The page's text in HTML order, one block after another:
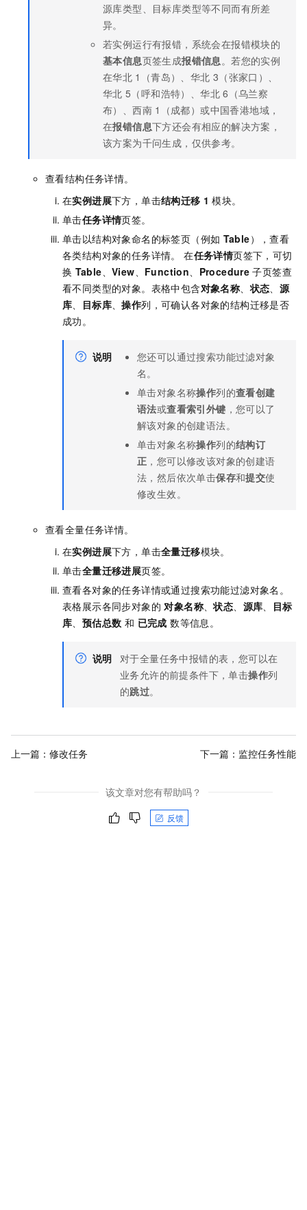
源库类型、目标库类型等不同而有所差
异。
若实例运行有报错，系统会在报错模块的
基本信息页签生成报错信息。若您的实例
在华北 1（青岛）、华北 3（张家口）、
华北 5（呼和浩特）、华北 6（乌兰察
布）、西南 1（成都）或中国香港地域，
在报错信息下方还会有相应的解决方案，
该方案为千问生成，仅供参考。
查看结构任务详情。
在实例进展下方，单击结构迁移 1 模块。
单击任务详情页签。
单击以结构对象命名的标签页（例如 Table），查看
各类结构对象的任务详情。 在任务详情页签下，可切
换 Table、 View、 Function、 Procedure 子页签查
看不同类型的对象。表格中包含对象名称、状态、 源
库、 目标库、操作列，可确认各对象的结构迁移是否
成功。
说明
您还可以通过搜索功能过滤对象
名。
单击对象名称操作列的查看创建
语法或查看索引外键 ，您可以了
解该对象的创建语法。
单击对象名称操作列的结构订
正 ，您可以修改该对象的创建语
法，然后依次单击保存和提交使
修改生效。
查看全量任务详情。
在实例进展下方，单击全量迁移模块。
单击全量迁移进展页签。
查看各对象的任务详情或通过搜索功能过滤对象名。
表格展示各同步对象的对象名称、状态、 源库、
目标
库、 预估总数 和 已完成 数等信息。
说明 对于全量任务中报错的表，您可以在
业务允许的前提条件下，单击操作列
的跳过。
上一篇： 修改任务 下一篇： 监控任务性能
该文章对您有帮助吗？
反馈